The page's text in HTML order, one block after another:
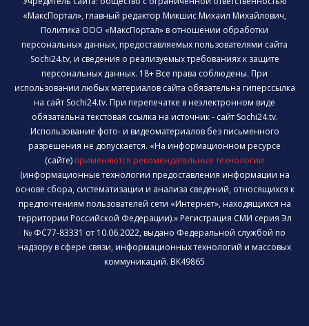
«МаксПортал», главный редактор Микшис Михаил Михайлович,
Политика ООО «МаксПортал» в отношении обработки
персональных данных, предоставляемых пользователями сайта
Sochi24.tv, и сведения о реализуемых требованиях к защите
персональных данных. 18+ Все права соблюдены. При
использовании любых материалов сайта обязательна гиперссылка
на сайт Sochi24.tv. При перепечатке в неэлектронном виде
обязательна текстовая ссылка на источник - сайт Sochi24.tv.
Использование фото- и видеоматериалов без письменного
разрешения не допускается. «На информационном ресурсе
(сайте) применяются рекомендательные технологии
(информационные технологии предоставления информации на
основе сбора, систематизации и анализа сведений, относящихся к
предпочтениям пользователей сети «Интернет», находящихся на
территории Российской Федерации).» Регистрация СМИ серия Эл
№ ФС77-83331 от 10.06.2022, выдано Федеральной службой по
надзору в сфере связи, информационных технологий и массовых
коммуникаций. ВК49865